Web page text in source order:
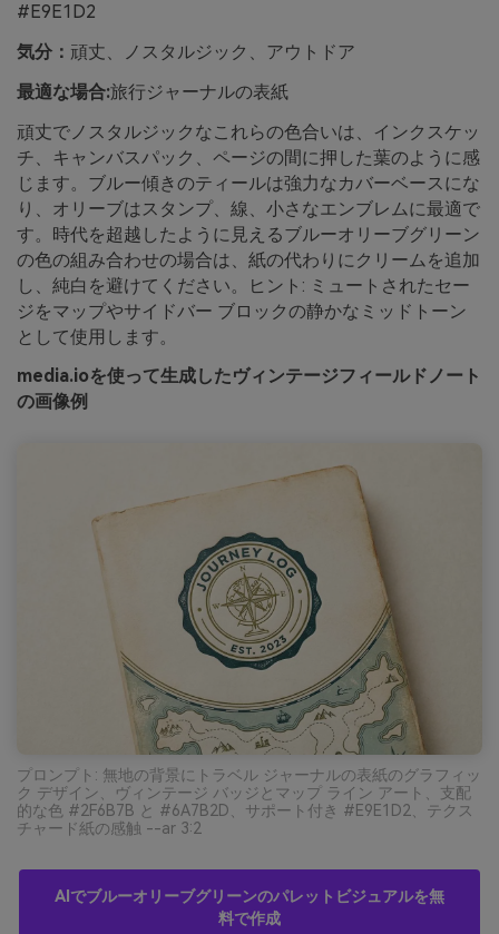
#E9E1D2
気分： 頑丈、ノスタルジック、アウトドア
最適な場合:旅行ジャーナルの表紙
頑丈でノスタルジックなこれらの色合いは、インクスケッ
チ、キャンバスパック、ページの間に押した葉のように感
じます。ブルー傾きのティールは強力なカバーベースにな
り、オリーブはスタンプ、線、小さなエンブレムに最適で
す。時代を超越したように見えるブルーオリーブグリーン
の色の組み合わせの場合は、紙の代わりにクリームを追加
し、純白を避けてください。ヒント: ミュートされたセー
ジをマップやサイドバー ブロックの静かなミッドトーン
として使用します。
media.ioを使って生成したヴィンテージフィールドノート
の画像例
プロンプト: 無地の背景にトラベル ジャーナルの表紙のグラフィッ
ク デザイン、ヴィンテージ バッジとマップ ライン アート、支配
的な色 #2F6B7B と #6A7B2D、サポート付き #E9E1D2、テクス
チャード紙の感触 --ar 3:2
AIでブルーオリーブグリーンのパレットビジュアルを無
料で作成